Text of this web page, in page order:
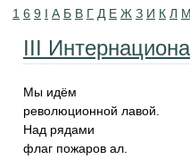
1 6 9 I А Б В Г Д Е Ж З И К Л М
III
Мы идём
революционной лавой.
Над рядами
флаг пожаров ал.